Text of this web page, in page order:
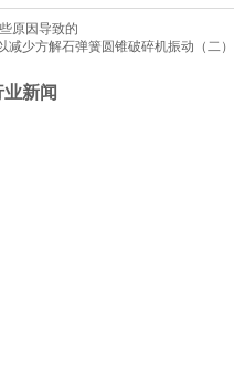
原因导致的
减少方解石弹簧圆锥破碎机振动（二）
业新闻